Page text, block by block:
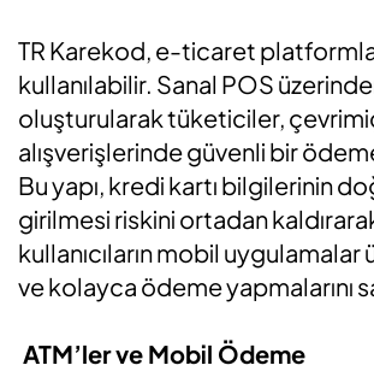
TR Karekod, e-ticaret
kullanılabilir. Sanal POS
oluşturularak tüketiciler,
alışverişlerinde güvenli bir
Bu yapı, kredi kartı bilgilerinin
girilmesi riskini ortadan
kullanıcıların mobil uygulamalar
ve kolayca ödeme yapmalarını
ATM’ler ve Mobil Ödeme